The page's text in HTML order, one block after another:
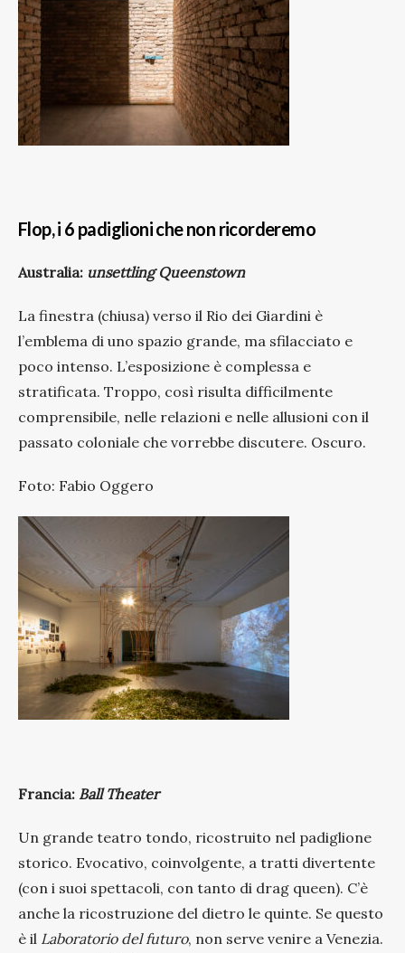
Flop, i 6 padiglioni che non ricorderemo
Australia: unsettling Queenstown
La finestra (chiusa) verso il Rio dei Giardini è
l’emblema di uno spazio grande, ma sfilacciato e
poco intenso. L’esposizione è complessa e
stratificata. Troppo, così risulta difficilmente
comprensibile, nelle relazioni e nelle allusioni con il
passato coloniale che vorrebbe discutere. Oscuro.
Foto: Fabio Oggero
Francia: Ball Theater
Un grande teatro tondo, ricostruito nel padiglione
storico. Evocativo, coinvolgente, a tratti divertente
(con i suoi spettacoli, con tanto di drag queen). C’è
anche la ricostruzione del dietro le quinte. Se questo
è il Laboratorio del futuro, non serve venire a Venezia.